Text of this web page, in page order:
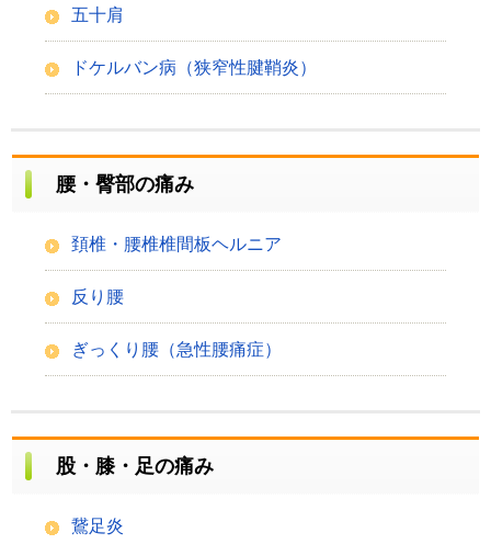
五十肩
ドケルバン病（狭窄性腱鞘炎）
腰・臀部の痛み
頚椎・腰椎椎間板ヘルニア
反り腰
ぎっくり腰（急性腰痛症）
股・膝・足の痛み
鵞足炎